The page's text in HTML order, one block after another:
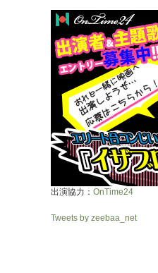
出演協力： OnTime24
Tweets by zeebaa_net